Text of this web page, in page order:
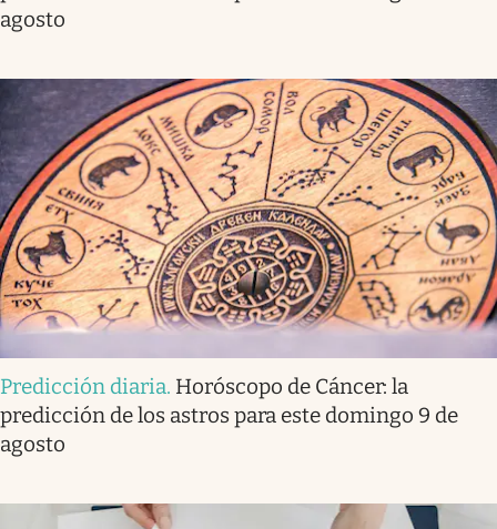
agosto
Predicción diaria. Horóscopo de Cáncer: la
predicción de los astros para este domingo 9 de
agosto